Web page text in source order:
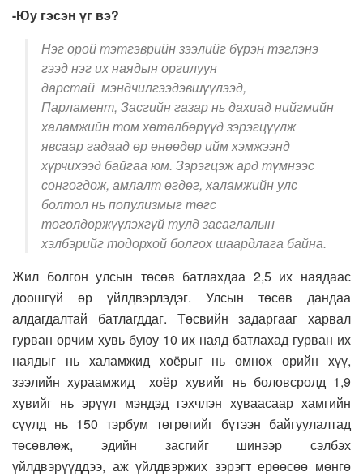
-Юу гэсэн үг вэ?
Нэг орой тэтгэврийн зээлийг бүрэн тэглэнэ
гээд нэг их наядын оргилуун
дарстай мэндчилгээдэвшүүлээд,
Парламент, Засгийн газар нь дахиад нийгмийн
халамжийн том хөтөлбөрүүд зэрэгцүүлж
явсаар гадаад өр өнөөдөр ийм хэмжээнд
хүрчихээд байгаа юм. Зэрэгцэж ард түмнээс
сонгогдож, амлалт өгдөг, халамжийн улс
болтол нь популизмыг төгс
төгөлдөржүүлэхгүй тулд засаглалын
хэлбэрийг тодорхой болгох шаардлага байна.
Жил болгон улсын төсөв батлахдаа 2,5 их наядаас
доошгүй өр үйлдвэрлэдэг. Улсын төсөв дандаа
алдагдалтай батлагддаг. Төсвийн задаргааг харвал
гурван орчим хувь буюу 10 их наяд батлахад гурван их
наядыг нь халамжид хоёрыг нь өмнөх өрийн хүү,
зээлийн хураамжид хоёр хувийг нь боловсролд 1,9
хувийг нь эрүүл мэндэд гэхчлэн хуваасаар хамгийн
сүүлд нь 150 тэрбум төгрөгийг бүтээн байгуулалтад
төсөвлөж, эдийн засгийг шинээр сэлбэх
үйлдвэрүүддээ, аж үйлдвэржих зэрэгт ерөөсөө мөнгө